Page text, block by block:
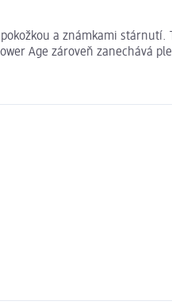
a známkami
Age zároveň zanechává